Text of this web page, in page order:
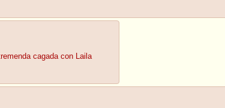
cagada con Laila